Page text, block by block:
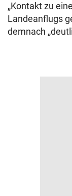
„Kontakt zu
Landeanflugs
demnach